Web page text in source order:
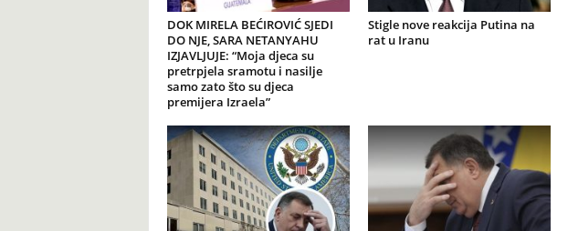
DOK MIRELA BEĆIROVIĆ SJEDI
DO NJE, SARA NETANYAHU
IZJAVLJUJE: “Moja djeca su
pretrpjela sramotu i nasilje
samo zato što su djeca
premijera Izraela”
Stigle nove reakcija Putina na
rat u Iranu